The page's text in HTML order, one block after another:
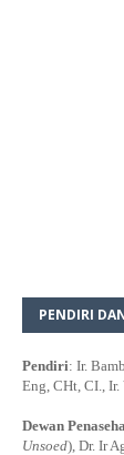
PENDIRI
Pendiri: Ir.
Eng, CHt, CI.,
Dewan
Unsoed), Dr. Ir